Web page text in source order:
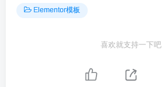
Elementor模板
喜欢就支持一下吧